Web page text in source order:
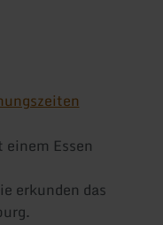
einem Essen
erkunden das